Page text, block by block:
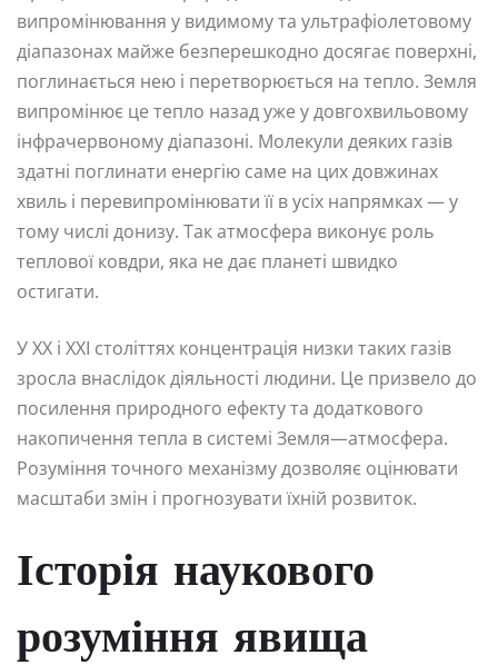
випромінювання у видимому та ультрафіолетовому
діапазонах майже безперешкодно досягає поверхні,
поглинається нею і перетворюється на тепло. Земля
випромінює це тепло назад уже у довгохвильовому
інфрачервоному діапазоні. Молекули деяких газів
здатні поглинати енергію саме на цих довжинах
хвиль і перевипромінювати її в усіх напрямках — у
тому числі донизу. Так атмосфера виконує роль
теплової ковдри, яка не дає планеті швидко
остигати.
У XX і XXI століттях концентрація низки таких газів
зросла внаслідок діяльності людини. Це призвело до
посилення природного ефекту та додаткового
накопичення тепла в системі Земля—атмосфера.
Розуміння точного механізму дозволяє оцінювати
масштаби змін і прогнозувати їхній розвиток.
Історія наукового
розуміння явища